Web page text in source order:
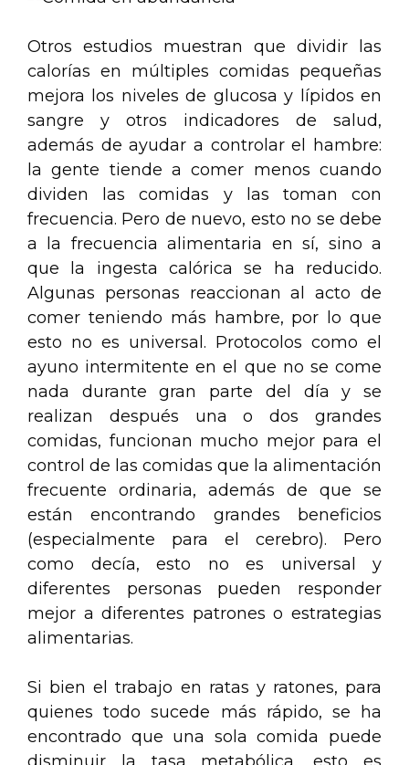
Otros estudios muestran que dividir las
calorías en múltiples comidas pequeñas
mejora los niveles de glucosa y lípidos en
sangre y otros indicadores de salud,
además de ayudar a controlar el hambre:
la gente tiende a comer menos cuando
dividen las comidas y las toman con
frecuencia. Pero de nuevo, esto no se debe
a la frecuencia alimentaria en sí, sino a
que la ingesta calórica se ha reducido.
Algunas personas reaccionan al acto de
comer teniendo más hambre, por lo que
esto no es universal. Protocolos como el
ayuno intermitente en el que no se come
nada durante gran parte del día y se
realizan después una o dos grandes
comidas, funcionan mucho mejor para el
control de las comidas que la alimentación
frecuente ordinaria, además de que se
están encontrando grandes beneficios
(especialmente para el cerebro). Pero
como decía, esto no es universal y
diferentes personas pueden responder
mejor a diferentes patrones o estrategias
alimentarias.
Si bien el trabajo en ratas y ratones, para
quienes todo sucede más rápido, se ha
encontrado que una sola comida puede